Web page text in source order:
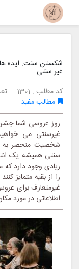
شکستن سنت: ایده
غیر سنتی
کد مطلب : 1301
مطالب مفید
روز عروسی شما
غیرسنتی می
شخصیت منحصر به
سنتی همیشه یک
زیادی وجود دارد که
را از بقیه متمایز
غیرمتعارف برای
اطلاعاتی در مورد